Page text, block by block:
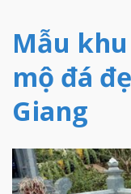
Mẫu
mộ đá
Giang